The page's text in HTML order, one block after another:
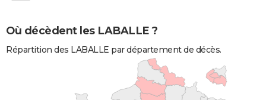
Où décèdent les LABALLE ?
Répartition des LABALLE par département de décès.